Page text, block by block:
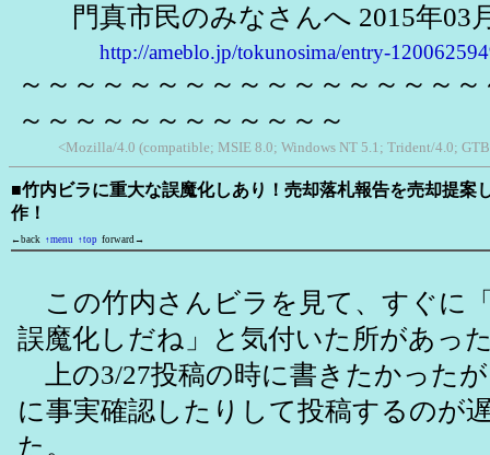
門真市民のみなさんへ 2015年03
http://ameblo.jp/tokunosima/entry-
～～～～～～～～～～～～～～～～
～～～～～～～～～～～～
<Mozilla/4.0 (compatible; MSIE 8.0; Windows NT 5.1; Trident/4.0;
■竹内ビラに重大な誤魔化しあり！売却落札報告を売却提案
作！
←back ↑menu ↑top forward→
この竹内さんビラを見て、すぐに
誤魔化しだね」と気付いた所があっ
上の3/27投稿の時に書きたかった
に事実確認したりして投稿するのが
た。